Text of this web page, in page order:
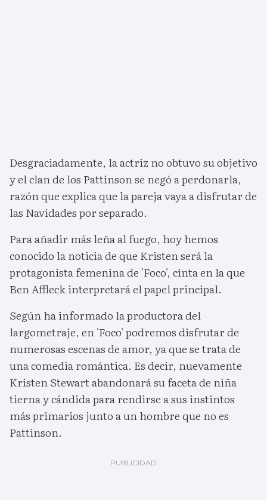
Desgraciadamente, la actriz no obtuvo su objetivo
y el clan de los Pattinson se negó a perdonarla,
razón que explica que la pareja vaya a disfrutar de
las Navidades por separado.
Para añadir más leña al fuego, hoy hemos
conocido la noticia de que Kristen será la
protagonista femenina de 'Foco', cinta en la que
Ben Affleck interpretará el papel principal.
Según ha informado la productora del
largometraje, en 'Foco' podremos disfrutar de
numerosas escenas de amor, ya que se trata de
una comedia romántica. Es decir, nuevamente
Kristen Stewart abandonará su faceta de niña
tierna y cándida para rendirse a sus instintos
más primarios junto a un hombre que no es
Pattinson.